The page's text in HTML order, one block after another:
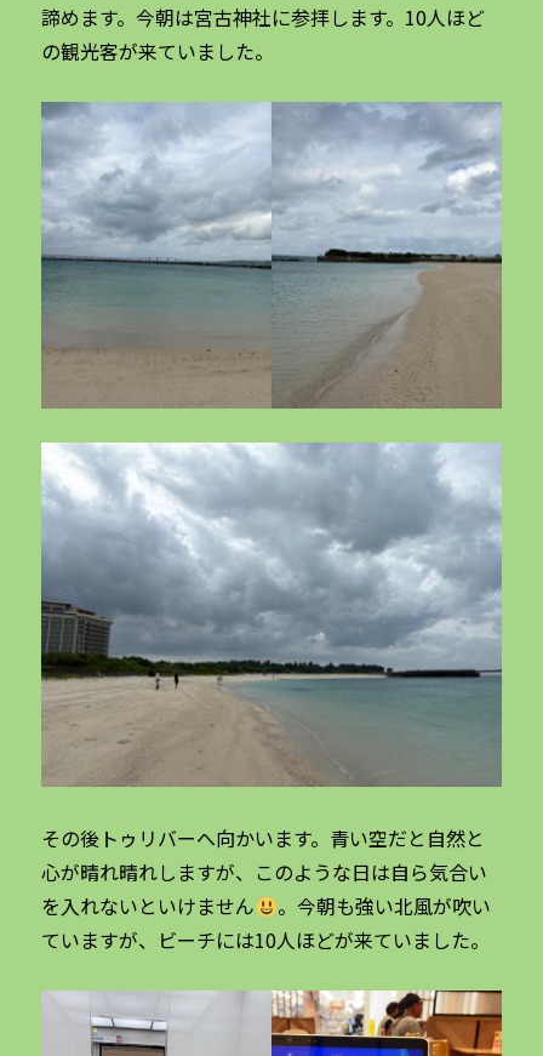
諦めます。今朝は宮古神社に参拝します。10人ほど
の観光客が来ていました。
その後トゥリバーへ向かいます。青い空だと自然と
心が晴れ晴れしますが、このような日は自ら気合い
を入れないといけません
。今朝も強い北風が吹い
ていますが、ビーチには10人ほどが来ていました。